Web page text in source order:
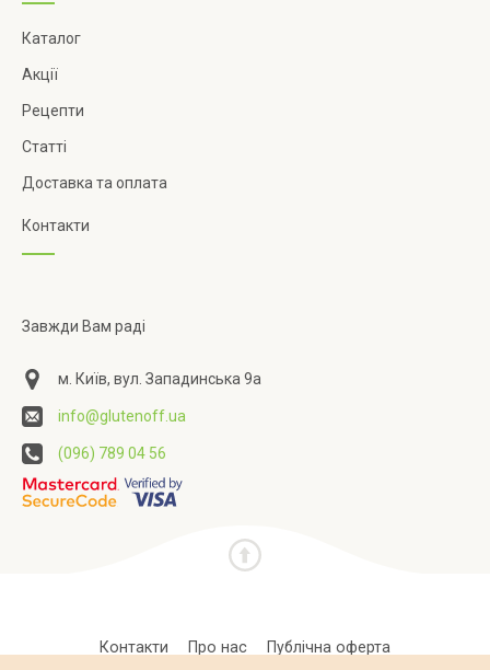
Каталог
Акції
Рецепти
Статті
Доставка та оплата
Контакти
Завжди Вам раді
м. Київ, вул. Западинська 9а
info@glutenoff.ua
(096) 789 04 56
Контакти Про нас Публічна оферта